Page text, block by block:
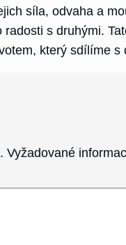
síla, odvaha a
s druhými.
který sdílíme s
Vyžadované